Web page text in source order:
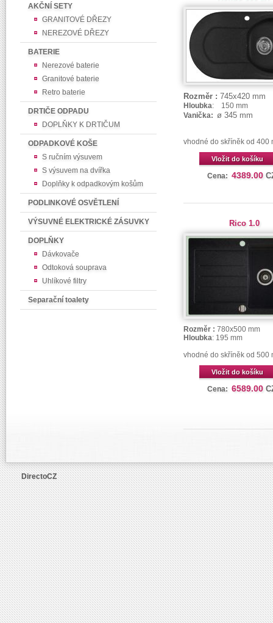
AKČNÍ SETY
GRANITOVÉ DŘEZY
NEREZOVÉ DŘEZY
BATERIE
Nerezové baterie
Granitové baterie
Retro baterie
DRTIČE ODPADU
DOPLŇKY K DRTIČUM
ODPADKOVÉ KOŠE
S ručním výsuvem
S výsuvem na dvířka
Doplňky k odpadkovým košům
PODLINKOVÉ OSVĚTLENÍ
VÝSUVNÉ ELEKTRICKÉ ZÁSUVKY
DOPLŇKY
Dávkovače
Odtoková souprava
Uhlíkové filtry
Separační toalety
Rozměr : 745x420 mm
Hloubka: 150 mm
Vanička: ø 345 mm
vhodné do skříněk od 400
Vložit do košíku
Cena: 4389.00
Rico 1.0
Rozměr : 780x500 mm
Hloubka: 195 mm
vhodné do skříněk od 500
Vložit do košíku
Cena: 6589.00
DirectoCZ